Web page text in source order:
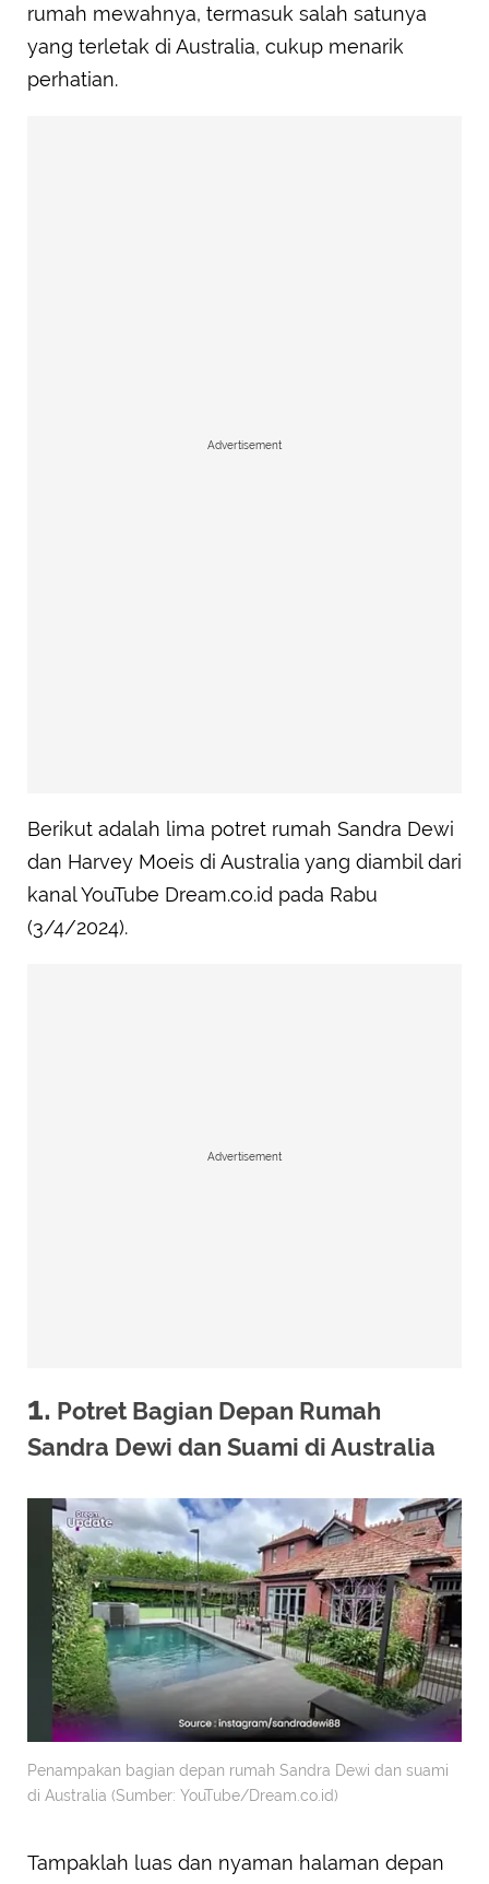
rumah mewahnya, termasuk salah satunya
yang terletak di Australia, cukup menarik
perhatian.
Advertisement
Berikut adalah lima potret rumah Sandra Dewi
dan Harvey Moeis di Australia yang diambil dari
kanal YouTube Dream.co.id pada Rabu
(3/4/2024).
Advertisement
1. Potret Bagian Depan Rumah
Sandra Dewi dan Suami di Australia
Penampakan bagian depan rumah Sandra Dewi dan suami
di Australia (Sumber: YouTube/Dream.co.id)
Tampaklah luas dan nyaman halaman depan